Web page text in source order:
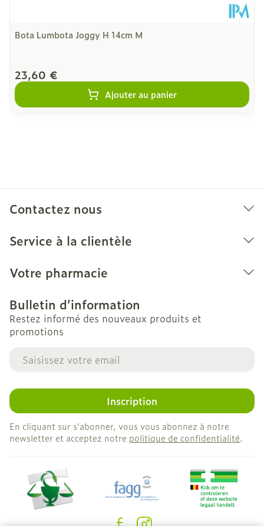
Bota Lumbota Joggy H 14cm M
23,60 €
Ajouter au panier
Contactez nous
Service à la clientèle
Votre pharmacie
Bulletin d’information
Restez informé des nouveaux produits et
promotions
Adresse mail
Inscription
En cliquant sur s'abonner, vous vous abonnez à notre
newsletter et acceptez notre politique de confidentialité.